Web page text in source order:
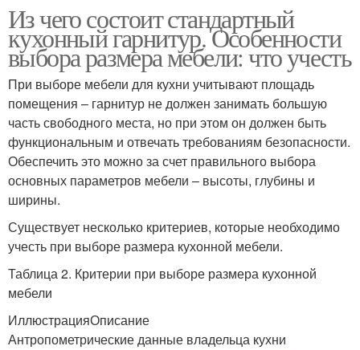
Из чего состоит стандартный
кухонный гарнитур. Особенности
выбора размера мебели: что учесть
При выборе мебели для кухни учитывают площадь
помещения – гарнитур не должен занимать большую
часть свободного места, но при этом он должен быть
функциональным и отвечать требованиям безопасности.
Обеспечить это можно за счет правильного выбора
основных параметров мебели – высоты, глубины и
ширины.
Существует несколько критериев, которые необходимо
учесть при выборе размера кухонной мебели.
Таблица 2. Критерии при выборе размера кухонной
мебели
ИллюстрацияОписание
Антропометрические данные владельца кухни